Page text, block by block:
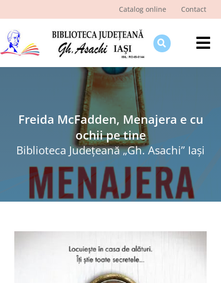
Catalog online Contact
Despre bibliotecă
Pagina cititorului
Ştiri şi evenimente
Programe şi proiecte
Interes public
Freida McFadden, Menajera e cu
ochii pe tine
Biblioteca Judeţeană „Gh. Asachi” Iaşi